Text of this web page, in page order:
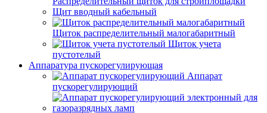
Щит вводный кабельный
Щиток распределительный малогабаритный
Щиток учета
пустотелый
Аппаратура пускорегулирующая
Аппарат
пускорегулирующий